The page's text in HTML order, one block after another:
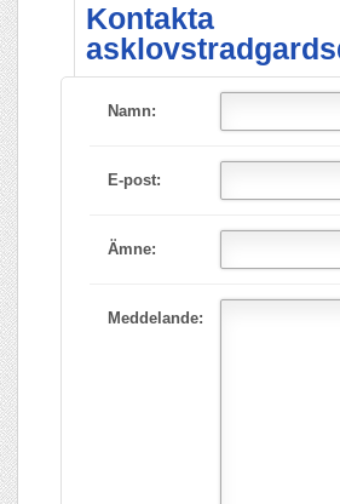
Kontakta
Namn:
E-post:
Ämne:
Meddelande: